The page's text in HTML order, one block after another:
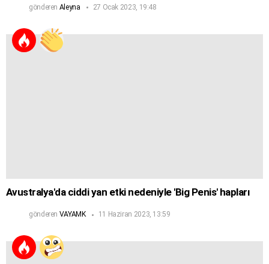
gönderen Aleyna 27 Ocak 2023, 19:48
Avustralya'da ciddi yan etki nedeniyle 'Big Penis' hapları
gönderen VAYAMK 11 Haziran 2023, 13:59